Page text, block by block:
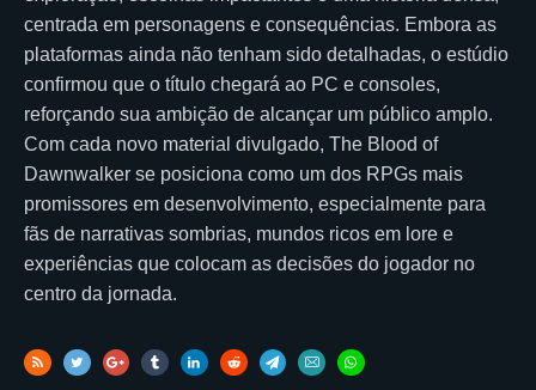
centrada em personagens e consequências. Embora as
plataformas ainda não tenham sido detalhadas, o estúdio
confirmou que o título chegará ao PC e consoles,
reforçando sua ambição de alcançar um público amplo.
Com cada novo material divulgado, The Blood of
Dawnwalker se posiciona como um dos RPGs mais
promissores em desenvolvimento, especialmente para
fãs de narrativas sombrias, mundos ricos em lore e
experiências que colocam as decisões do jogador no
centro da jornada.